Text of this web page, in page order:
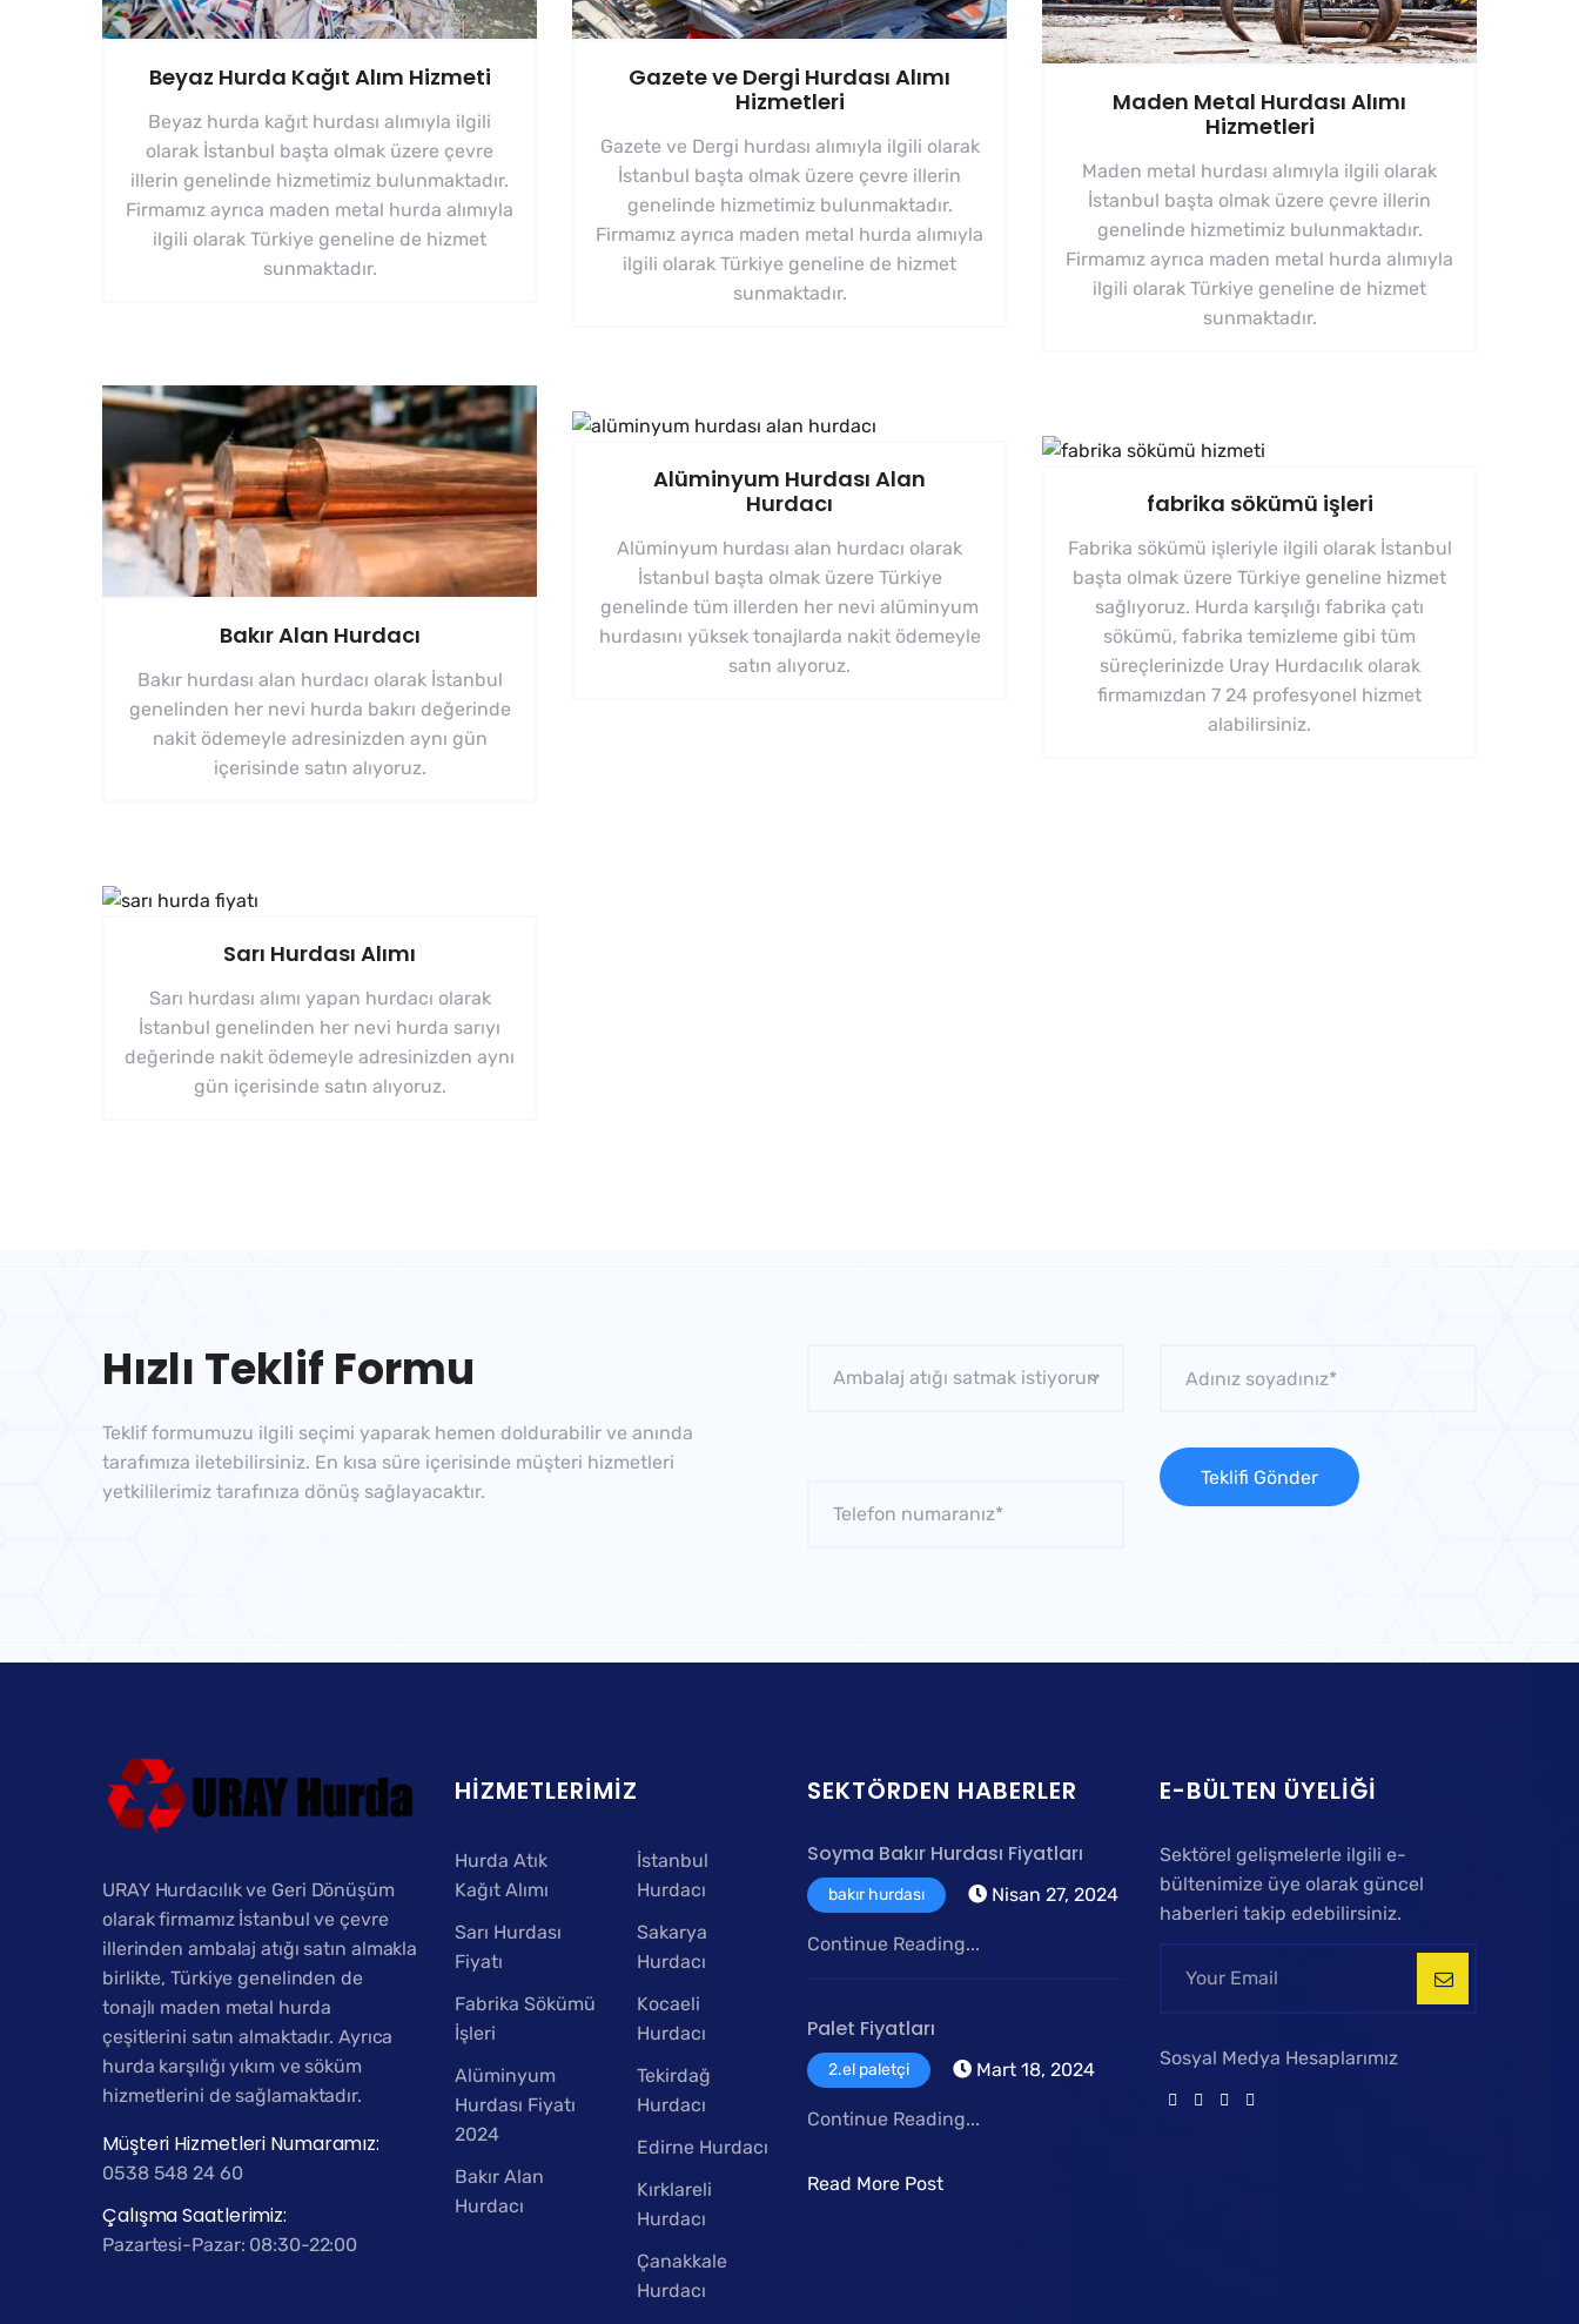
Beyaz Hurda Kağıt Alım Hizmeti
Beyaz hurda kağıt hurdası alımıyla ilgili
olarak İstanbul başta olmak üzere çevre
illerin genelinde hizmetimiz bulunmaktadır.
Firmamız ayrıca maden metal hurda alımıyla
ilgili olarak Türkiye geneline de hizmet
sunmaktadır.
Bakır Alan Hurdacı
Bakır hurdası alan hurdacı olarak İstanbul
genelinden her nevi hurda bakırı değerinde
nakit ödemeyle adresinizden aynı gün
içerisinde satın alıyoruz.
Sarı Hurdası Alımı
Sarı hurdası alımı yapan hurdacı olarak
İstanbul genelinden her nevi hurda sarıyı
değerinde nakit ödemeyle adresinizden aynı
gün içerisinde satın alıyoruz.
Gazete ve Dergi Hurdası Alımı
Hizmetleri
Gazete ve Dergi hurdası alımıyla ilgili olarak
İstanbul başta olmak üzere çevre illerin
genelinde hizmetimiz bulunmaktadır.
Firmamız ayrıca maden metal hurda alımıyla
ilgili olarak Türkiye geneline de hizmet
sunmaktadır.
Alüminyum Hurdası Alan
Hurdacı
Alüminyum hurdası alan hurdacı olarak
İstanbul başta olmak üzere Türkiye
genelinde tüm illerden her nevi alüminyum
hurdasını yüksek tonajlarda nakit ödemeyle
satın alıyoruz.
Maden Metal Hurdası Alımı
Hizmetleri
Maden metal hurdası alımıyla ilgili olarak
İstanbul başta olmak üzere çevre illerin
genelinde hizmetimiz bulunmaktadır.
Firmamız ayrıca maden metal hurda alımıyla
ilgili olarak Türkiye geneline de hizmet
sunmaktadır.
fabrika sökümü işleri
Fabrika sökümü işleriyle ilgili olarak İstanbul
başta olmak üzere Türkiye geneline hizmet
sağlıyoruz. Hurda karşılığı fabrika çatı
sökümü, fabrika temizleme gibi tüm
süreçlerinizde Uray Hurdacılık olarak
firmamızdan 7 24 profesyonel hizmet
alabilirsiniz.
Hızlı Teklif Formu
Teklif formumuzu ilgili seçimi yaparak hemen doldurabilir ve anında
tarafımıza iletebilirsiniz. En kısa süre içerisinde müşteri hizmetleri
yetkililerimiz tarafınıza dönüş sağlayacaktır.
URAY Hurdacılık ve Geri Dönüşüm
olarak firmamız İstanbul ve çevre
illerinden ambalaj atığı satın almakla
birlikte, Türkiye genelinden de
tonajlı maden metal hurda
çeşitlerini satın almaktadır. Ayrıca
hurda karşılığı yıkım ve söküm
hizmetlerini de sağlamaktadır.
Müşteri Hizmetleri Numaramız:
0538 548 24 60
Çalışma Saatlerimiz:
Pazartesi-Pazar: 08:30-22:00
HIZMETLERIMIZ
Hurda Atık
Kağıt Alımı
Sarı Hurdası
Fiyatı
Fabrika Sökümü
İşleri
Alüminyum
Hurdası Fiyatı
2024
Bakır Alan
Hurdacı
İstanbul
Hurdacı
Sakarya
Hurdacı
Kocaeli
Hurdacı
Tekirdağ
Hurdacı
Edirne Hurdacı
Kırklareli
Hurdacı
Çanakkale
Hurdacı
SEKTÖRDEN HABERLER
Soyma Bakır Hurdası Fiyatları
bakır hurdası Nisan 27, 2024
Continue Reading...
Palet Fiyatları
2.el paletçi Mart 18, 2024
Continue Reading...
Read More Post
E-BÜLTEN ÜYELIĞI
Sektörel gelişmelerle ilgili e-
bültenimize üye olarak güncel
haberleri takip edebilirsiniz.
Sosyal Medya Hesaplarımız